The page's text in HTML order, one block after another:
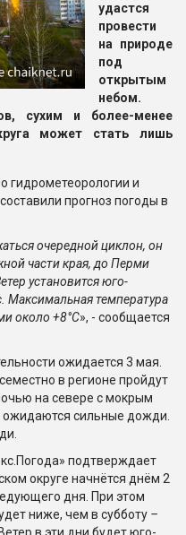
удастся
провести
на природе
под
открытым
небом.
сухим и более-менее
может стать лишь
гидрометеорологии и
прогноз погоды в
очередной циклон, он
части края, до Перми
установится юго-
Максимальная температура
около +8°С», - сообщается
ожидается 3 мая.
в регионе пройдут
на севере с мокрым
сильные дожди.
подтверждает
округе начнётся днём 2
дня. При этом
ниже, чем в субботу –